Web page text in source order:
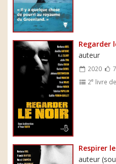
Regarder
auteur
2020
2e livre
Respirer
auteur